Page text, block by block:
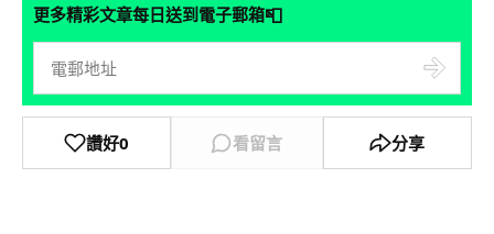
更多精彩文章每日送到電子郵箱📮
讚好0 看留言 分享